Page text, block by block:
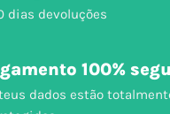
dias devoluções
100%
dados estão